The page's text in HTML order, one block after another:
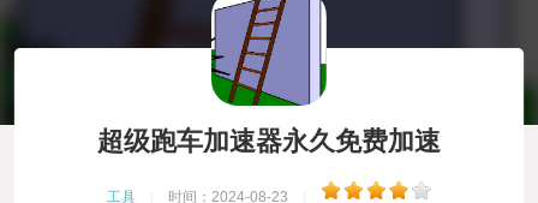
超级跑车加速器永久免费加速
工具 时间：2024-08-23